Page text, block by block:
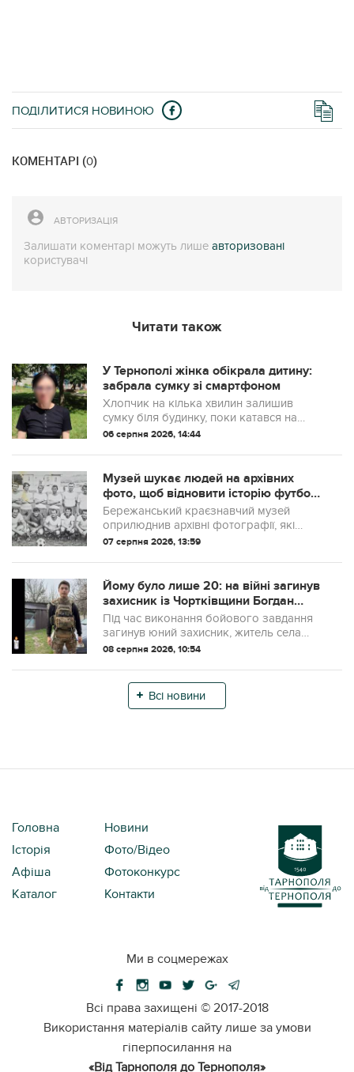
ПОДІЛИТИСЯ НОВИНОЮ
КОМЕНТАРІ (0)
АВТОРИЗАЦІЯ
Залишати коментарі можуть лише авторизовані
користувачі
Читати також
У Тернополі жінка обікрала дитину:
забрала сумку зі смартфоном
Хлопчик на кілька хвилин залишив
сумку біля будинку, поки катався на
велосипеді. Коли повернувся, речей уже
06 серпня 2026, 14:44
Музей шукає людей на архівних
фото, щоб відновити історію футболу
в Бережанах
Бережанський краєзнавчий музей
оприлюднив архівні фотографії, які
можуть допомогти відновити історію
07 серпня 2026, 13:59
Йому було лише 20: на війні загинув
захисник із Чортківщини Богдан
Шкатуляк
Під час виконання бойового завдання
загинув юний захисник, житель села
Костільники Золотопотіцької громади
08 серпня 2026, 10:54
Всі новини
Головна
Новини
Історія
Фото/Відео
Афіша
Фотоконкурс
Каталог
Контакти
Ми в соцмережах
Всі права захищені © 2017-2018
Використання матеріалів сайту лише за умови
гіперпосилання на
«Від Тарнополя до Тернополя»